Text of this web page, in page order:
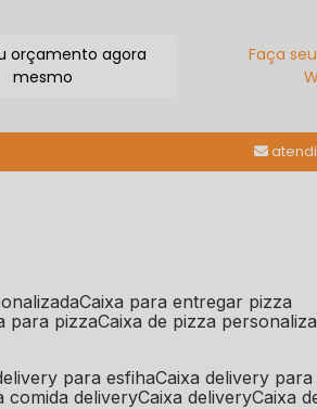
orçamento agora
mesmo
Faça
caixa para entregar pizza
para pizza caixa de pizza
para esfiha caixa delivery
comida delivery caixa delivery caixa